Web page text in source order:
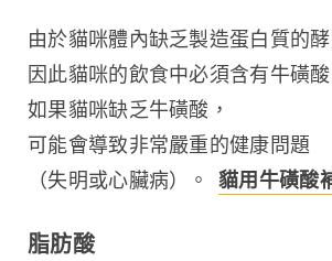
由於貓咪體內缺乏製造蛋白質的酵
因此貓咪的飲食中必須含有牛磺酸
如果貓咪缺乏牛磺酸，
可能會導致非常嚴重的健康問題
（失明或心臟病）。
貓用牛磺酸
脂肪酸